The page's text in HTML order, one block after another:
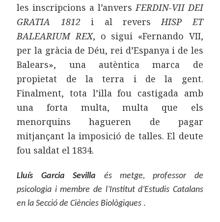
les inscripcions a l’anversFERDIN-VII DEI
GRATIA 1812 i al reversHISP ET
BALEARIUM REX, o sigui «Fernando VII,
per la gràcia de Déu, rei d’Espanya i de les
Balears», una autèntica marca de
propietat de la terra i de la gent.
Finalment, tota l’illa fou castigada amb
una forta multa, multa que els
menorquins hagueren de pagar
mitjançant la imposició de talles. El deute
fou saldat el 1834.
Lluís Garcia Sevilla és metge, professor de
psicologia i membre de l’Institut d’Estudis Catalans
en la Secció de Ciències Biològiques .